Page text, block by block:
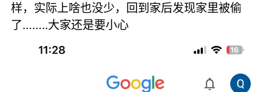
样，实际上啥也没少，回到家后发现家里被偷
了……..大家还是要小心